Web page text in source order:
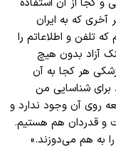
که به ایران
تلفن و اطلاعاتم را
آزاد بدون هیچ
هر کجا به آن
برای شناسایی من
روی آن وجود ندارد و
و قدردان هم هستیم.
به هم می‌دوزند.»